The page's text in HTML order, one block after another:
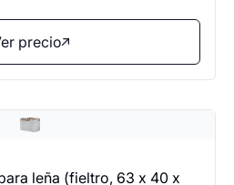
precio
leña (fieltro, 63 x 40 x